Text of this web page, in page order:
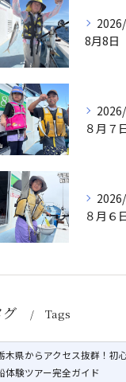
グ Tags
木県からアクセス抜群！初
体験ツアー完全ガイド